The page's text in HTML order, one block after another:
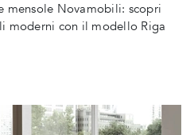
mensole Novamobili: scopri
moderni con il modello Riga